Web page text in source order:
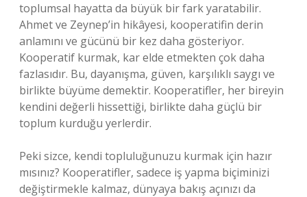
toplumsal hayatta da büyük bir fark yaratabilir.
Ahmet ve Zeynep’in hikâyesi, kooperatifin derin
anlamını ve gücünü bir kez daha gösteriyor.
Kooperatif kurmak, kar elde etmekten çok daha
fazlasıdır. Bu, dayanışma, güven, karşılıklı saygı ve
birlikte büyüme demektir. Kooperatifler, her bireyin
kendini değerli hissettiği, birlikte daha güçlü bir
toplum kurduğu yerlerdir.
Peki sizce, kendi topluluğunuzu kurmak için hazır
mısınız? Kooperatifler, sadece iş yapma biçiminizi
değiştirmekle kalmaz, dünyaya bakış açınızı da